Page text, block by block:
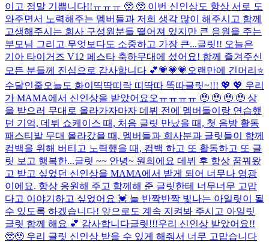
이고 정말 기쁩니다!!ㅠㅠㅠ 🥹 🥹 이번 신인상도 항상 서로 도
와주면서 노력해주는 멤버들과 저희 생각 많이 해주시고 함께
고생해주시는 회사 구성원분들 떨어져 있지만 큰 응원을 주는
부모님 그리고 무엇보다도 소중하고 가장 큰...글릿!! 오늘은
기아 타이거즈 V12 페스타 축하무대에 섰어요! 함께 즐겨주신
모든 분들께 진심으로 감사합니다 💕💗💗💗 오랜만에 긴머리⭐
수달인줄오늘도 화이띡딱띠락 띠딱따 똑따글릿~!!! 💖 💖 우리
가 MAMA에서 신인상을 받았어요오ㅠㅠㅠㅠ 🥹 🥹 🥹 🥹 상
을 받으러 무대로 올라가자마자 데뷔 전에 멤버들이랑 연습했
던 기억, 데뷔 쇼케이스 때, 처음 글릿 만났을 때, 첫 음방 활동
패스티발 무대 올라갔을 때, 멤버들과 회사분과 글릿들이 함께
컴백을 위해 버티고 노력했을 때, 컴백 하고 또 활동하고 또 글
릿 보고 행복한...글릿 ~~ 안녕~ 원희에요 데뷔 후 항상 꿈꿔왔
고 받고 싶었던 신인상을 MAMA에서 받게 되어 너무나 영광
이에요. 항상 응원해 주고 함께해 준 글릿한테 너무너무 고맙
다고 이야기하고 싶었어요 💓 늘 반짝반짝 빛나는 아일릿이 될
수 있도록 하겠습니다! 앞으로도 계속 지켜봐 주시고 아일릿
글릿 함께 해요 💕 감사합니다글릿!!!우리 신인상 받았어요!!
🥹🥹 우리 글릿 신인상 받을 수 있게 해줘서 너무 고맙습니다